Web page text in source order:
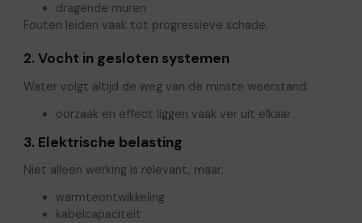
dragende muren
Fouten leiden vaak tot progressieve schade.
2. Vocht in gesloten systemen
Water volgt altijd de weg van de minste weerstand:
oorzaak en effect liggen vaak ver uit elkaar
3. Elektrische belasting
Niet alleen werking is relevant, maar:
warmteontwikkeling
kabelcapaciteit